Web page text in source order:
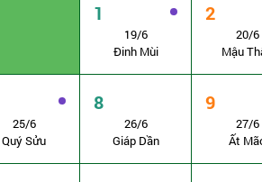
1
19/6
Đinh Mùi
2
20/6
Mậu
25/6
Quý Sửu
8
26/6
Giáp Dần
9
27/6
Ất